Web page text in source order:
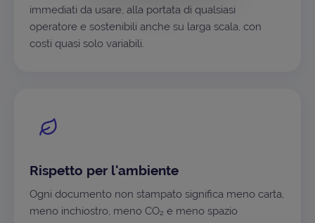
immediati da usare, alla portata di qualsiasi
operatore e sostenibili anche su larga scala, con
costi quasi solo variabili.
Rispetto per l'ambiente
Ogni documento non stampato significa meno carta,
meno inchiostro, meno CO₂ e meno spazio